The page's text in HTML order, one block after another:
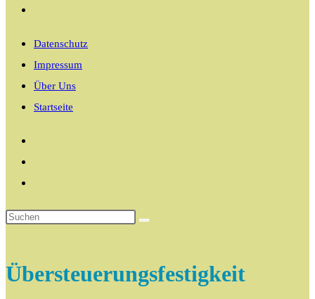
umschalten
Datenschutz
Impressum
Über Uns
Startseite
Übersteuerungsfestigkeit